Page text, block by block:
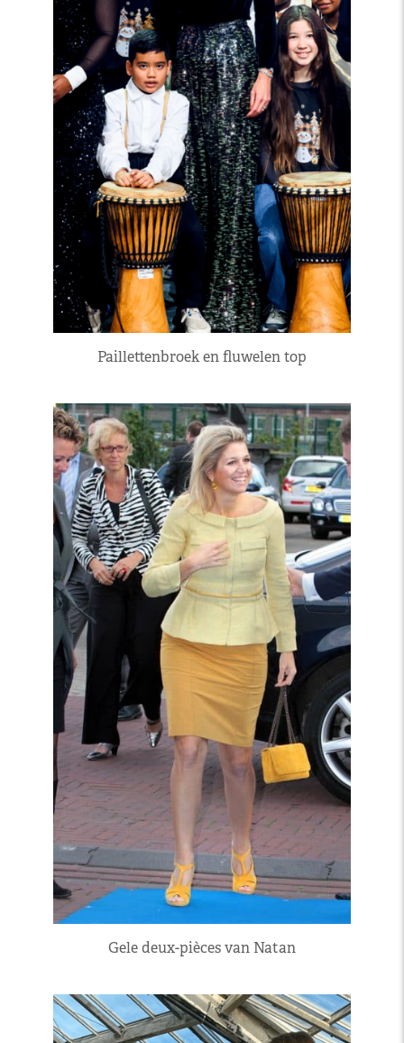
Paillettenbroek en fluwelen top
Gele deux-pièces van Natan